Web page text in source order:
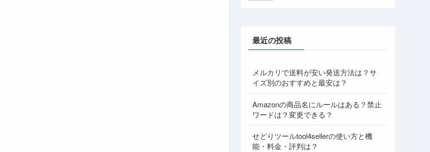
最近の投稿
メルカリで送料が安い発送方法は？サ
イズ別のおすすめと最安は？
Amazonの商品名にルールはある？禁止
ワードは？変更できる？
せどりツールtool4sellerの使い方と機
能・料金・評判は？